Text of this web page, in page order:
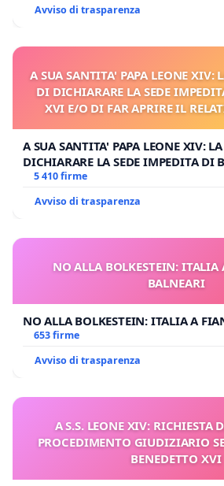
Avviso di trasparenza
A SUA SANTITA' PAPA LEONE XIV:
DI DICHIARARE LA SEDE
XVI E/O DI FAR APRIRE IL
A SUA SANTITA' PAPA LEONE XIV:
DICHIARARE LA SEDE IMPEDITA DI
E/O DI FAR APRIRE IL RELATIVO
5 410 firme
Avviso di trasparenza
NO ALLA BOLKESTEIN: ITALIA
BALNEARI
NO ALLA BOLKESTEIN: ITALIA A
653 firme
Avviso di trasparenza
A S.S. LEONE XIV: RICHIESTA
PROCEDIMENTO GIUDIZIARIO
BENEDETTO XVI